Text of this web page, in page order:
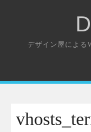
デザイン屋による